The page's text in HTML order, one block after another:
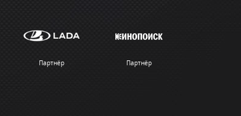
Партнёр Партнёр